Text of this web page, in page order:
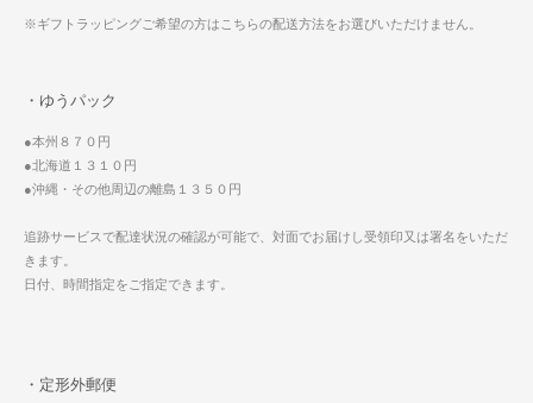
※ギフトラッピングご希望の方はこちらの配送方法をお選びいただけません。
・ゆうパック
●本州８７０円
●北海道１３１０円
●沖縄・その他周辺の離島１３５０円
追跡サービスで配達状況の確認が可能で、対面でお届けし受領印又は署名をいただ
きます。
日付、時間指定をご指定できます。
・定形外郵便